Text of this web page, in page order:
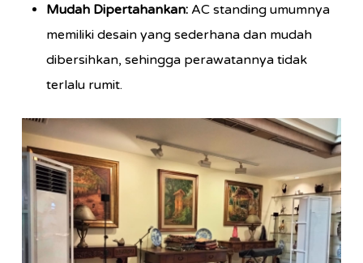
Mudah Dipertahankan:AC standing umumnya
memiliki desain yang sederhana dan mudah
dibersihkan, sehingga perawatannya tidak
terlalu rumit.